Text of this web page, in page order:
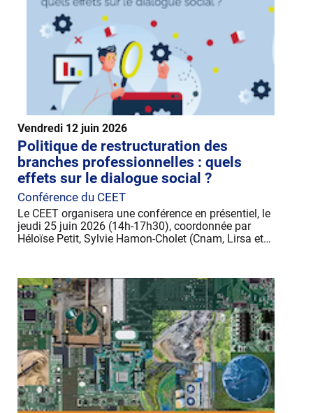
Vendredi 12 juin 2026
Politique de restructuration des
branches professionnelles : quels
effets sur le dialogue social ?
Conférence du CEET
Le CEET organisera une conférence en présentiel, le
jeudi 25 juin 2026 (14h-17h30), coordonnée par
Héloïse Petit, Sylvie Hamon-Cholet (Cnam, Lirsa et…